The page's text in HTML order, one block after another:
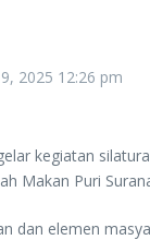
2025 12:26 pm
kegiatan
Makan Puri
dan elemen